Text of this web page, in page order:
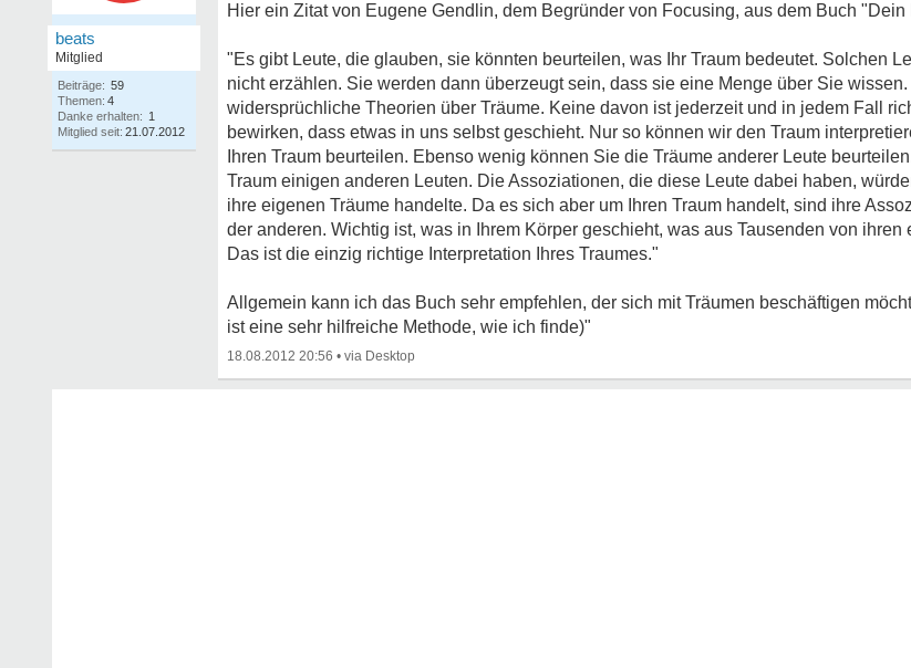
beats
Mitglied
Beiträge: 59
Themen: 4
Danke erhalten: 1
Mitglied seit: 21.07.2012
Hier ein Zitat von Eugene Gendlin, dem Begründer von Focusing, aus dem Buch "Dein
"Es gibt Leute, die glauben, sie könnten beurteilen, was Ihr Traum bedeutet. Solchen
nicht erzählen. Sie werden dann überzeugt sein, dass sie eine Menge über Sie
widersprüchliche Theorien über Träume. Keine davon ist jederzeit und in jedem Fall
bewirken, dass etwas in uns selbst geschieht. Nur so können wir den Traum
Ihren Traum beurteilen. Ebenso wenig können Sie die Träume anderer Leute
Traum einigen anderen Leuten. Die Assoziationen, die diese Leute dabei haben,
ihre eigenen Träume handelte. Da es sich aber um Ihren Traum handelt, sind ihre
der anderen. Wichtig ist, was in Ihrem Körper geschieht, was aus Tausenden von
Das ist die einzig richtige Interpretation Ihres Traumes."
Allgemein kann ich das Buch sehr empfehlen, der sich mit Träumen beschäftigen
ist eine sehr hilfreiche Methode, wie ich finde)"
18.08.2012 20:56 •